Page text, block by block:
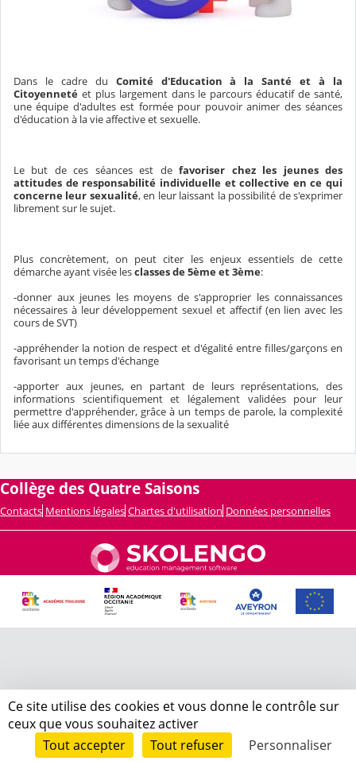
Dans le cadre du Comité d'Education à la Santé et à la
Citoyenneté et plus largement dans le parcours éducatif de santé,
une équipe d'adultes est formée pour pouvoir animer des séances
d'éducation à la vie affective et sexuelle.
Le but de ces séances est defavoriser chez les jeunes des
attitudes de responsabilité individuelle et collective en ce qui
concerne leur sexualité, en leur laissant la possibilité de s'exprimer
librement sur le sujet.
Plus concrètement, on peut citer les enjeux essentiels de cette
démarche ayant visée lesclasses de 5ème et 3ème:
-donner aux jeunes les moyens de s'approprier les connaissances
nécessaires à leur développement sexuel et affectif (en lien avec les
cours de SVT)
-appréhender la notion de respect et d'égalité entre filles/garçons en
favorisant un temps d'échange
-apporter aux jeunes, en partant de leurs représentations, des
informations scientifiquement et légalement validées pour leur
permettre d'appréhender, grâce à un temps de parole, la complexité
liée aux différentes dimensions de la sexualité
Collège des Quatre Saisons
Contacts Mentions légales Chartes d'utilisation Données personnelles
Ce site utilise des cookies et vous donne le contrôle sur
ceux que vous souhaitez activer
Tout accepter
Tout refuser Personnaliser